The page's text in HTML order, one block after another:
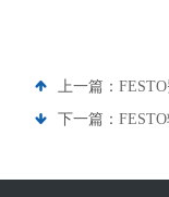
上一篇：
下一篇：